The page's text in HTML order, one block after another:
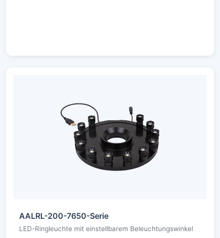
AALRL-200-7650-Serie
LED-Ringleuchte mit einstellbarem Beleuchtungswinkel